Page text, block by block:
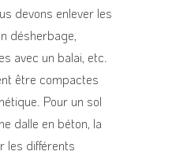
devons enlever les
désherbage,
avec un balai, etc.
être compactes
Pour un sol
dalle en béton, la
les différents